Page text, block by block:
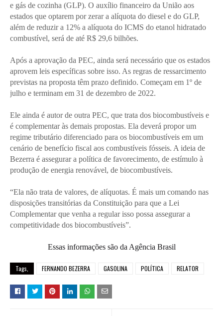
e gás de cozinha (GLP). O auxílio financeiro da União aos
estados que optarem por zerar a alíquota do diesel e do GLP,
além de reduzir a 12% a alíquota do ICMS do etanol hidratado
combustível, será de até R$ 29,6 bilhões.
Após a aprovação da PEC, ainda será necessário que os estados
aprovem leis específicas sobre isso. As regras de ressarcimento
previstas na proposta têm prazo definido. Começam em 1º de
julho e terminam em 31 de dezembro de 2022.
Ele ainda é autor de outra PEC, que trata dos biocombustíveis e
é complementar às demais propostas. Ela deverá propor um
regime tributário diferenciado para os biocombustíveis em um
cenário de benefício fiscal aos combustíveis fósseis. A ideia de
Bezerra é assegurar a política de favorecimento, de estímulo à
produção de energia renovável, de biocombustíveis.
“Ela não trata de valores, de alíquotas. É mais um comando nas
disposições transitórias da Constituição para que a Lei
Complementar que venha a regular isso possa assegurar a
competitividade dos biocombustíveis”.
Essas informações são da Agência Brasil
Tags, FERNANDO BEZERRA GASOLINA POLÍTICA RELATOR